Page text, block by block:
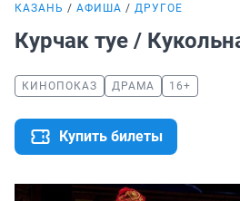
КАЗАНЬ АФИША ДРУГОЕ
Курчак туе /
КИНОПОКАЗ ДРАМА 16+
Купить билеты